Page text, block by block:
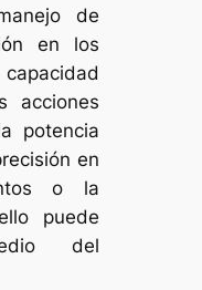
de
en los
acciones
potencia
en
o la
puede
del